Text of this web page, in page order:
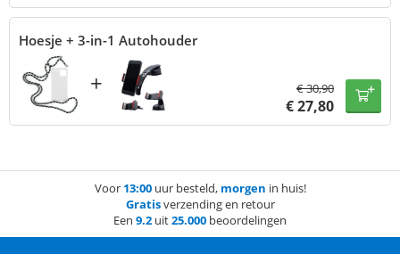
Hoesje + 3-in-1 Autohouder
+ €30,90
€27,80
Voor 13:00uur besteld, morgen in huis!
Gratisverzending en retour
Een 9.2 uit25.000 beoordelingen